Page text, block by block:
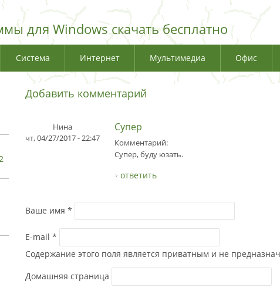
для Windows скачать бесплатно
Система Интернет Мультимедиа Офис
Добавить комментарий
Нина
чт, 04/27/2017 - 22:47
Супер
Комментарий:
Супер, буду юзать.
ответить
Ваше имя *
E-mail *
Содержание этого поля является приватным и не
Домашняя страница